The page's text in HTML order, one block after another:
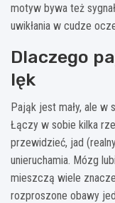
motyw bywa też
uwikłania w cudze
Dlaczego
lęk
Pająk jest mały, ale w
Łączy w sobie kilka
przewidzieć, jad
unieruchamia. Mózg
mieszczą wiele
rozproszone obawy